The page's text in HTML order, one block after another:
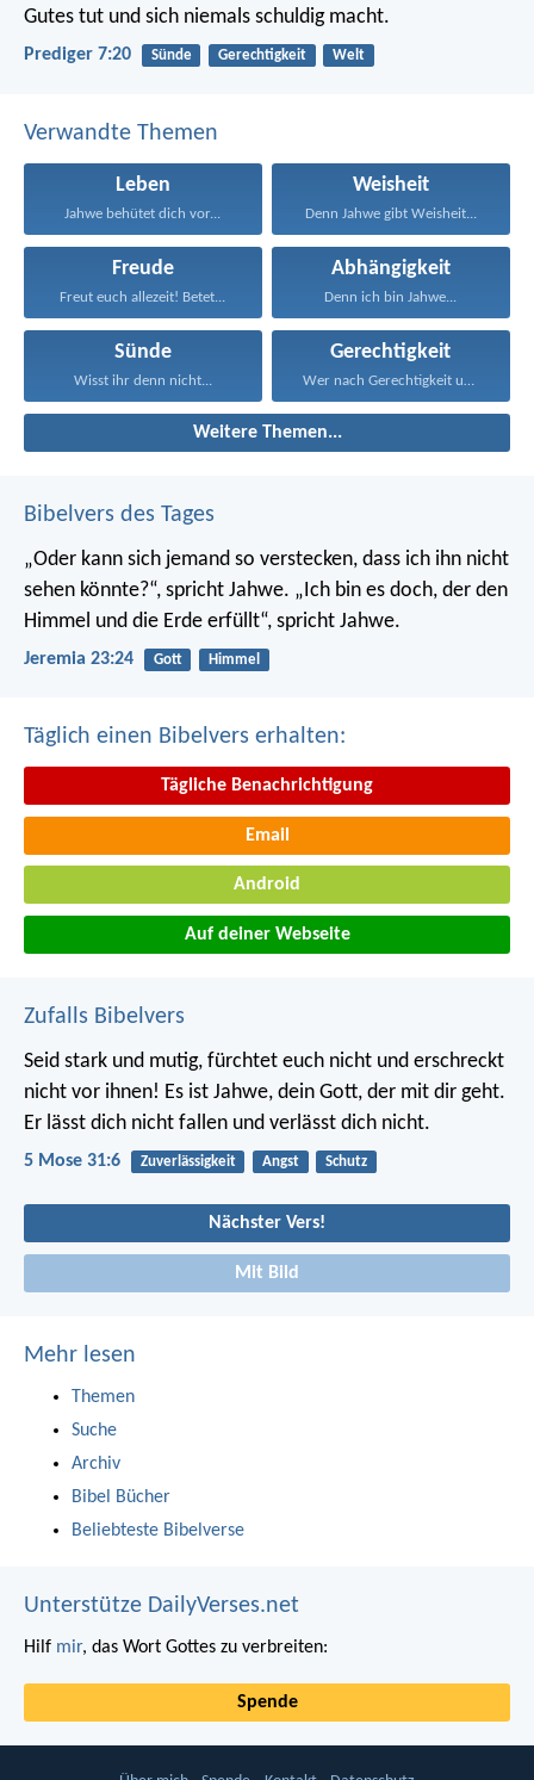
Gutes tut und sich niemals schuldig macht.
Prediger 7:20 Sünde Gerechtigkeit Welt
Verwandte Themen
Leben
Jahwe behütet dich vor...
Weisheit
Denn Jahwe gibt Weisheit...
Freude
Freut euch allezeit! Betet...
Abhängigkeit
Denn ich bin Jahwe...
Sünde
Wisst ihr denn nicht...
Gerechtigkeit
Wer nach Gerechtigkeit und...
Weitere Themen...
Bibelvers des Tages
„Oder kann sich jemand so verstecken, dass ich ihn nicht
sehen könnte?“, spricht Jahwe. „Ich bin es doch, der den
Himmel und die Erde erfüllt“, spricht Jahwe.
Jeremia 23:24 Gott Himmel
Täglich einen Bibelvers erhalten:
Tägliche Benachrichtigung
Email
Android
Auf deiner Webseite
Zufalls Bibelvers
Seid stark und mutig, fürchtet euch nicht und erschreckt
nicht vor ihnen! Es ist Jahwe, dein Gott, der mit dir geht.
Er lässt dich nicht fallen und verlässt dich nicht.
5 Mose 31:6 Zuverlässigkeit Angst Schutz
Nächster Vers!
Mit Bild
Mehr lesen
Themen
Suche
Archiv
Bibel Bücher
Beliebteste Bibelverse
Unterstütze DailyVerses.net
Hilf mir, das Wort Gottes zu verbreiten:
Spende